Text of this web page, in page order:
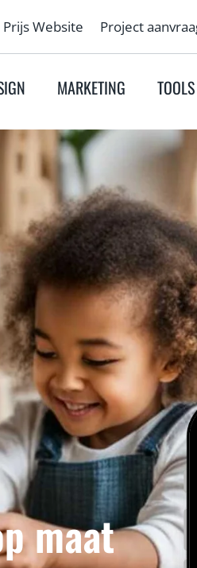
Prijs Website Project
MARKETING
maat